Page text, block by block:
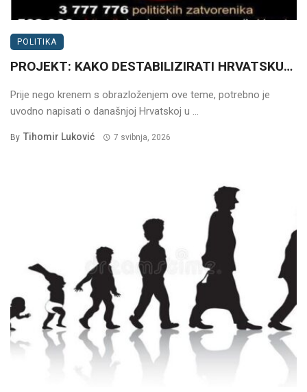
POLITIKA
PROJEKT: KAKO DESTABILIZIRATI HRVATSKU…
Prije nego krenem s obrazloženjem ove teme, potrebno je
uvodno napisati o današnjoj Hrvatskoj u ...
By Tihomir Luković 7 svibnja, 2026